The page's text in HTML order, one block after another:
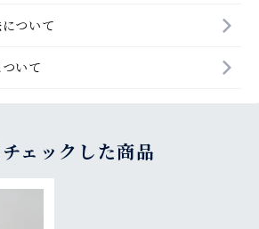
ついて
いて
ェックした商品